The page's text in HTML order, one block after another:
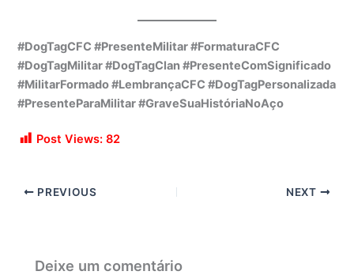
#DogTagCFC #PresenteMilitar #FormaturaCFC
#DogTagMilitar #DogTagClan #PresenteComSignificado
#MilitarFormado #LembrançaCFC #DogTagPersonalizada
#PresenteParaMilitar #GraveSuaHistóriaNoAço
Post Views: 82
PREVIOUS NEXT
Deixe um comentário